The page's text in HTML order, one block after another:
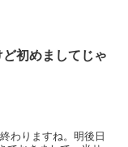
初めましてじゃ
わりますね。明後日